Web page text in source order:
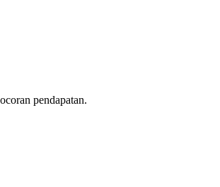
pendapatan.